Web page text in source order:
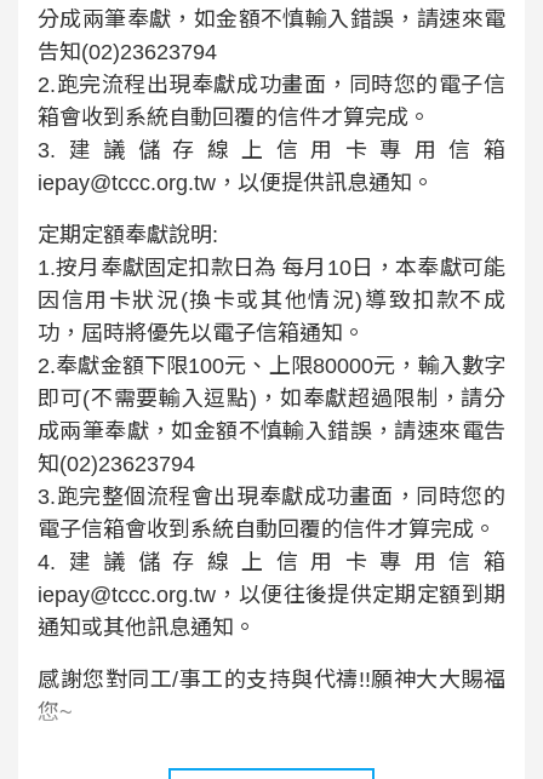
分成兩筆奉獻，如金額不慎輸入錯誤，請速來電
告知(02)23623794
2.跑完流程出現奉獻成功畫面，同時您的電子信
箱會收到系統自動回覆的信件才算完成。
3.建議儲存線上信用卡專用信箱
iepay@tccc.org.tw，以便提供訊息通知。
定期定額奉獻說明:
1.按月奉獻固定扣款日為 每月10日，本奉獻可能
因信用卡狀況(換卡或其他情況)導致扣款不成
功，屆時將優先以電子信箱通知。
2.奉獻金額下限100元、上限80000元，輸入數字
即可(不需要輸入逗點)，如奉獻超過限制，請分
成兩筆奉獻，如金額不慎輸入錯誤，請速來電告
知(02)23623794
3.跑完整個流程會出現奉獻成功畫面，同時您的
電子信箱會收到系統自動回覆的信件才算完成。
4.建議儲存線上信用卡專用信箱
iepay@tccc.org.tw，以便往後提供定期定額到期
通知或其他訊息通知。
感謝您對同工/事工的支持與代禱!!願神大大賜福
您~